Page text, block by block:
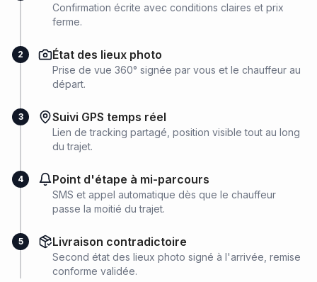
Confirmation écrite avec conditions claires et prix
ferme.
2 État des lieux photo
Prise de vue 360° signée par vous et le chauffeur au
départ.
3 Suivi GPS temps réel
Lien de tracking partagé, position visible tout au long
du trajet.
4 Point d'étape à mi-parcours
SMS et appel automatique dès que le chauffeur
passe la moitié du trajet.
5 Livraison contradictoire
Second état des lieux photo signé à l'arrivée, remise
conforme validée.